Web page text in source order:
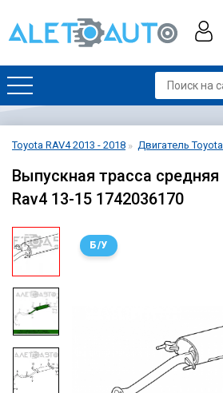
Toyota RAV4 2013 - 2018 Двигатель
Выпускная трасса
Rav4 13-15 1742036170
Б/У